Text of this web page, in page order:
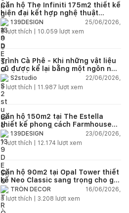
Căn hộ The Infiniti 175m2 thiết kế
hiện đại kết hợp nghệ thuật
Modern Art đầy cảm xúc
139DESIGN
25/06/2026,
6lượt thích | 10.059 lượt xem
Trình Cà Phê - Khi những vật liệu
cũ được kể lại bằng một ngôn ngữ
thiết kế mới
S2studio
22/06/2026,
5 lượt thích | 11.987 lượt xem
Căn hộ 150m2 tại The Estella
thiết kế phong cách Farmhouse
thanh lịch và ấm áp
139DESIGN
23/06/2026,
7lượt thích | 12.174 lượt xem
Căn hộ 90m2 tại Opal Tower thiết
kế Neo Classic sang trọng cho gia
đình trẻ
TRÒN DECOR
16/06/2026,
8 lượt thích | 3.208 lượt xem